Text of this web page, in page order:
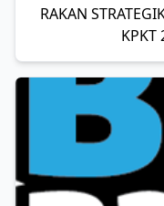
RAKAN
KPKT